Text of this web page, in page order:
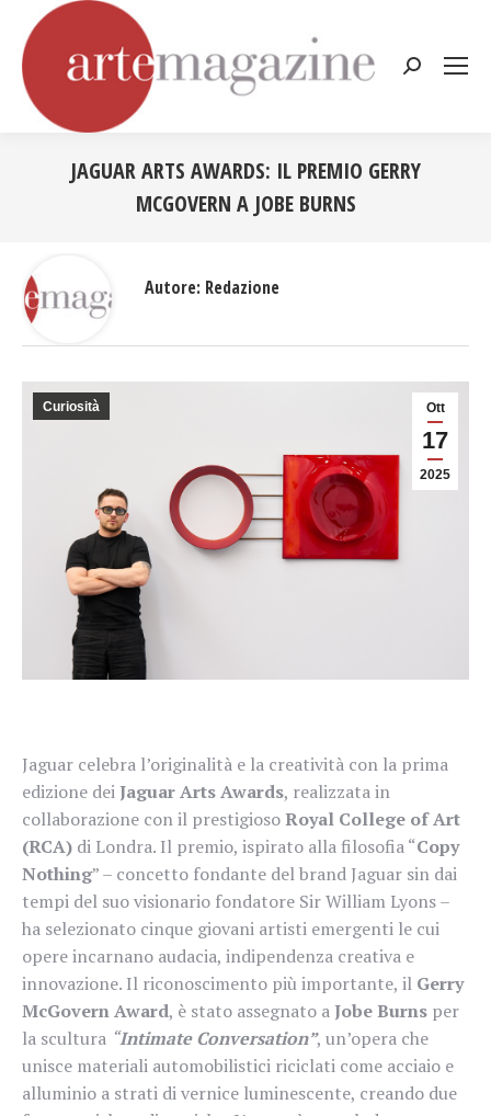
Cerca:
JAGUAR ARTS AWARDS: IL PREMIO GERRY
MCGOVERN A JOBE BURNS
Ott
17
2025
Curiosità
Jaguar celebra l’originalità e la creatività con la prima
edizione deiJaguar Arts Awards, realizzata in
collaborazione con il prestigiosoRoyal College of Art
(RCA) di Londra. Il premio, ispirato alla filosofia “Copy
Nothing” – concetto fondante del brand Jaguar sin dai
tempi del suo visionario fondatore Sir William Lyons –
ha selezionato cinque giovani artisti emergenti le cui
opere incarnano audacia, indipendenza creativa e
innovazione. Il riconoscimento più importante, il Gerry
McGovern Award, è stato assegnato aJobe Burns per
la scultura “Intimate Conversation”, un’opera che
unisce materiali automobilistici riciclati come acciaio e
alluminio a strati di vernice luminescente, creando due
Autore: Redazione